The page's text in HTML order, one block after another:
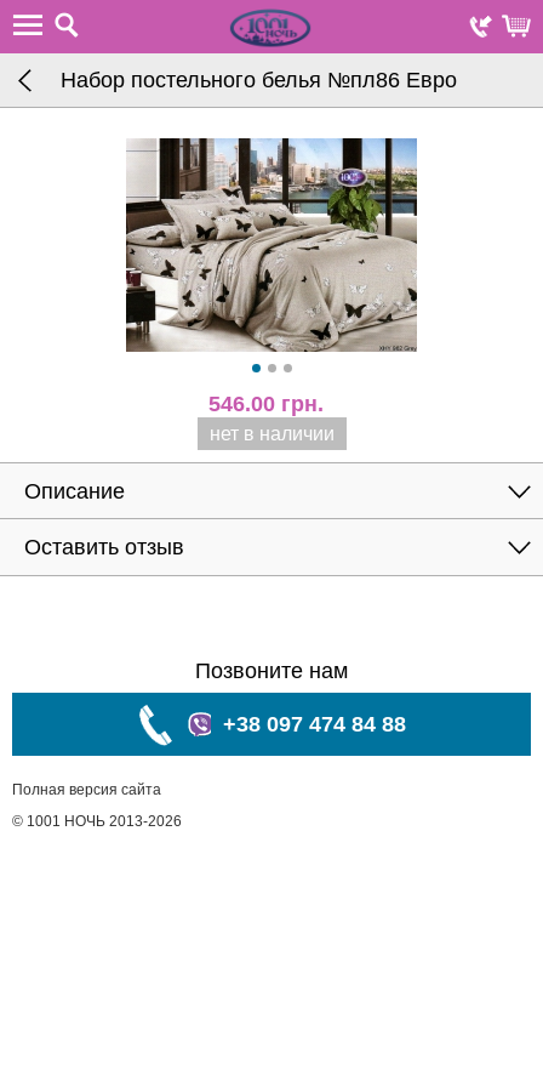
Набор постельного белья №пл86 Евро
546.00 грн.
нет в наличии
Описание
Оставить отзыв
Позвоните нам
+38 097 474 84 88
Полная версия сайта
© 1001 НОЧЬ 2013-2026